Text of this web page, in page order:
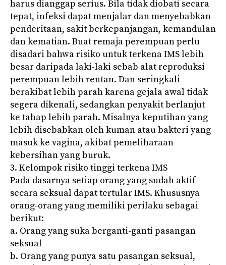
harus dianggap serius. Bila tidak diobati secara
tepat, infeksi dapat menjalar dan menyebabkan
penderitaan, sakit berkepanjangan, kemandulan
dan kematian. Buat remaja perempuan perlu
disadari bahwa risiko untuk terkena IMS lebih
besar daripada laki-laki sebab alat reproduksi
perempuan lebih rentan. Dan seringkali
berakibat lebih parah karena gejala awal tidak
segera dikenali, sedangkan penyakit berlanjut
ke tahap lebih parah. Misalnya keputihan yang
lebih disebabkan oleh kuman atau bakteri yang
masuk ke vagina, akibat pemeliharaan
kebersihan yang buruk.
3. Kelompok risiko tinggi terkena IMS
Pada dasarnya setiap orang yang sudah aktif
secara seksual dapat tertular IMS. Khususnya
orang-orang yang memiliki perilaku sebagai
berikut:
a. Orang yang suka berganti-ganti pasangan
seksual
b. Orang yang punya satu pasangan seksual,